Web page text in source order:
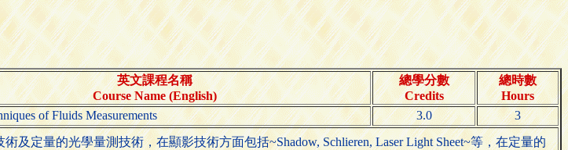
英文課程名稱
Course Name (English)
總學分數
Credits
總時數
Hours
of Fluids Measurements 3.0
3
定量的光學量測技術，在顯影技術方面包括~Shadow, Schlieren, Laser Light Sheet~等，在定量的